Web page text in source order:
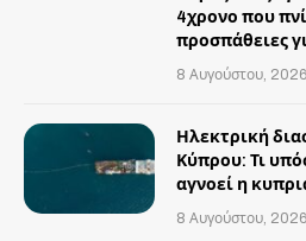
4χρονο που
προσπάθειες
8 Αυγούστου, 2026
Ηλεκτρική
Κύπρου: Τι
αγνοεί η
8 Αυγούστου, 2026